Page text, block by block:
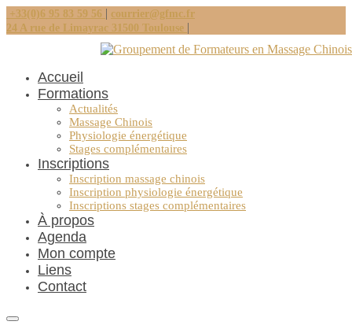
+33(0)6 95 83 59 56 | courrier@gfmc.fr
24 A rue de Limayrac 31500 Toulouse |
Accueil
Formations
Actualités
Massage Chinois
Physiologie énergétique
Stages complémentaires
Inscriptions
Inscription massage chinois
Inscription physiologie énergétique
Inscriptions stages complémentaires
À propos
Agenda
Mon compte
Liens
Contact